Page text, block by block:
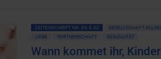
ZEITENSCHRIFT NR. 96, S.52 GESELLSCHAFT
LIEBE
PARTNERSCHAFT SEXUALITÄT
Wann kommet ihr,